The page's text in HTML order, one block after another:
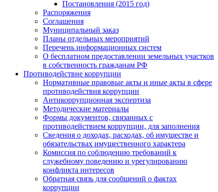
Постановления (2015 год)
Распоряжения
Соглашения
Муниципальный заказ
Планы отдельных мероприятий
Перечень информационных систем
О бесплатном предоставлении земельных участков
в собственность гражданам РФ
Противодействие коррупции
Нормативные правовые акты и иные акты в сфере
противодействия коррупции
Антикоррупционная экспертиза
Методические материалы
Формы документов, связанных с
противодействием коррупции, для заполнения
Сведения о доходах, расходах, об имуществе и
обязательствах имущественного характера
Комиссия по соблюдению требований к
служебному поведению и урегулированию
конфликта интересов
Обратная связь для сообщений о фактах
коррупции